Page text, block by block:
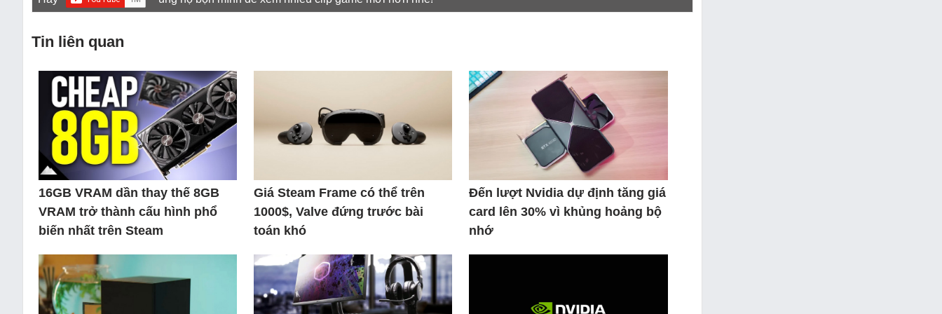
Tin liên quan
16GB VRAM dần thay thế 8GB
VRAM trở thành cấu hình phổ
biến nhất trên Steam
Giá Steam Frame có thể trên
1000$, Valve đứng trước bài
toán khó
Đến lượt Nvidia dự định tăng giá
card lên 30% vì khủng hoảng bộ
nhớ